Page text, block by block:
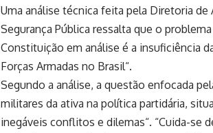
Uma análise técnica feita pela Diretoria
Segurança Pública ressalta que o
Constituição em análise é a insuficiência
Forças Armadas no Brasil“.
Segundo a análise, a questão enfocada
militares da ativa na política partidária,
inegáveis conflitos e dilemas“. “Cuida-se